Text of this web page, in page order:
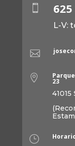

L-V:

 23
41015
}